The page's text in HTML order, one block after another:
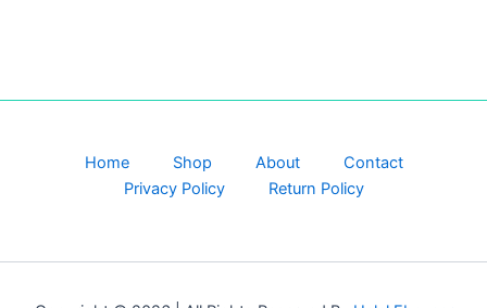
Home Shop About
Contact
Privacy Policy
Return Policy